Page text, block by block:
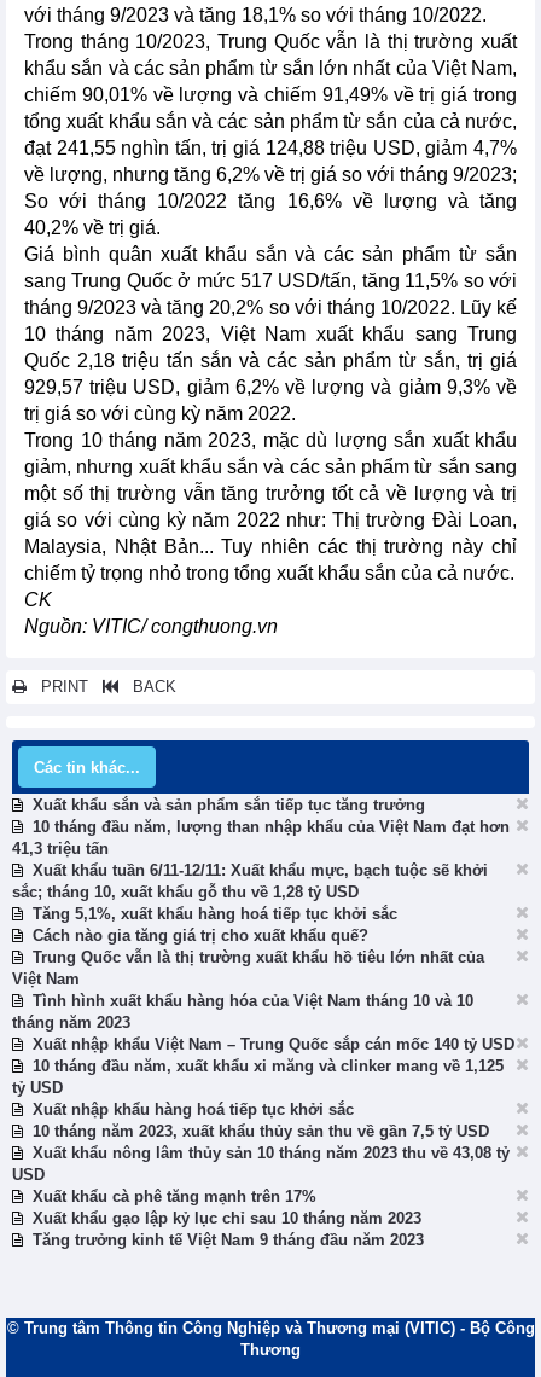
với tháng 9/2023 và tăng 18,1% so với tháng 10/2022.
Trong tháng 10/2023, Trung Quốc vẫn là thị trường xuất
khẩu sắn và các sản phẩm từ sắn lớn nhất của Việt Nam,
chiếm 90,01% về lượng và chiếm 91,49% về trị giá trong
tổng xuất khẩu sắn và các sản phẩm từ sắn của cả nước,
đạt 241,55 nghìn tấn, trị giá 124,88 triệu USD, giảm 4,7%
về lượng, nhưng tăng 6,2% về trị giá so với tháng 9/2023;
So với tháng 10/2022 tăng 16,6% về lượng và tăng
40,2% về trị giá.
Giá bình quân xuất khẩu sắn và các sản phẩm từ sắn
sang Trung Quốc ở mức 517 USD/tấn, tăng 11,5% so với
tháng 9/2023 và tăng 20,2% so với tháng 10/2022. Lũy kế
10 tháng năm 2023, Việt Nam xuất khẩu sang Trung
Quốc 2,18 triệu tấn sắn và các sản phẩm từ sắn, trị giá
929,57 triệu USD, giảm 6,2% về lượng và giảm 9,3% về
trị giá so với cùng kỳ năm 2022.
Trong 10 tháng năm 2023, mặc dù lượng sắn xuất khẩu
giảm, nhưng xuất khẩu sắn và các sản phẩm từ sắn sang
một số thị trường vẫn tăng trưởng tốt cả về lượng và trị
giá so với cùng kỳ năm 2022 như: Thị trường Đài Loan,
Malaysia, Nhật Bản... Tuy nhiên các thị trường này chỉ
chiếm tỷ trọng nhỏ trong tổng xuất khẩu sắn của cả nước.
CK
Nguồn: VITIC/ congthuong.vn
PRINT BACK
Các tin khác...
Xuất khẩu sắn và sản phẩm sắn tiếp tục tăng trưởng
10 tháng đầu năm, lượng than nhập khẩu của Việt Nam đạt hơn
41,3 triệu tấn
Xuất khẩu tuần 6/11-12/11: Xuất khẩu mực, bạch tuộc sẽ khởi
sắc; tháng 10, xuất khẩu gỗ thu về 1,28 tỷ USD
Tăng 5,1%, xuất khẩu hàng hoá tiếp tục khởi sắc
Cách nào gia tăng giá trị cho xuất khẩu quế?
Trung Quốc vẫn là thị trường xuất khẩu hồ tiêu lớn nhất của
Việt Nam
Tình hình xuất khẩu hàng hóa của Việt Nam tháng 10 và 10
tháng năm 2023
Xuất nhập khẩu Việt Nam – Trung Quốc sắp cán mốc 140 tỷ USD
10 tháng đầu năm, xuất khẩu xi măng và clinker mang về 1,125
tỷ USD
Xuất nhập khẩu hàng hoá tiếp tục khởi sắc
10 tháng năm 2023, xuất khẩu thủy sản thu về gần 7,5 tỷ USD
Xuất khẩu nông lâm thủy sản 10 tháng năm 2023 thu về 43,08 tỷ
USD
Xuất khẩu cà phê tăng mạnh trên 17%
Xuất khẩu gạo lập kỷ lục chỉ sau 10 tháng năm 2023
Tăng trưởng kinh tế Việt Nam 9 tháng đầu năm 2023
© Trung tâm Thông tin Công Nghiệp và Thương mại (VITIC) - Bộ Công
Thương